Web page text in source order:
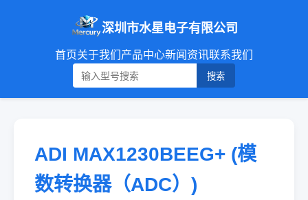
深圳市水星电子有限公司
首页关于我们 产品中心新闻资讯联系我们
搜索
ADI MAX1230BEEG+ (模
数转换器（ADC）)